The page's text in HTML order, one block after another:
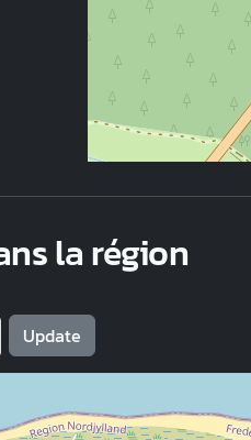
la région